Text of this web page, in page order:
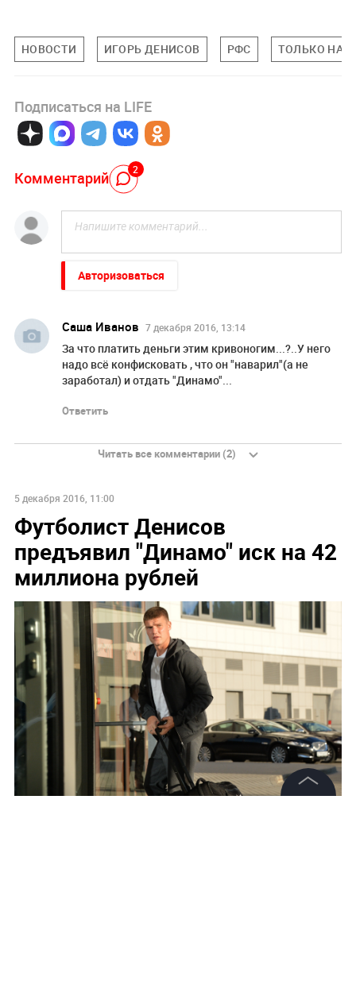
НОВОСТИ ИГОРЬ ДЕНИСОВ РФС ТОЛЬКО НА
Подписаться на LIFE
Комментарий 2
Авторизоваться
Саша Иванов 7 декабря 2016, 13:14
За что платить деньги этим кривоногим...?..У него
надо всё конфисковать , что он "наварил"(а не
заработал) и отдать "Динамо"...
Ответить
Читать все комментарии (2)
5 декабря 2016, 11:00
Футболист Денисов
предъявил "Динамо" иск на 42
миллиона рублей